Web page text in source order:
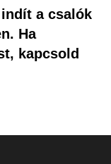
a csalók
Ha
kapcsold